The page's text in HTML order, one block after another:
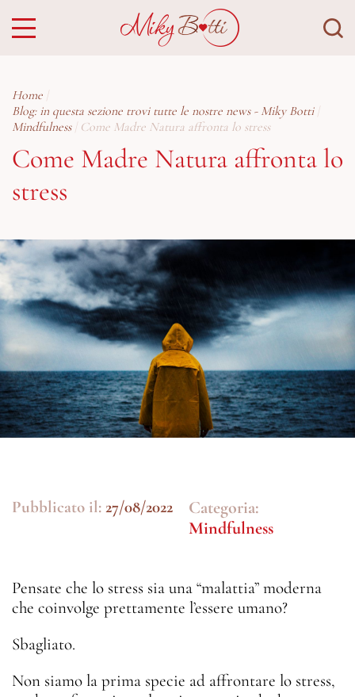
Home
Blog: in questa sezione trovi tutte le nostre news - Miky Botti
Mindfulness
Come Madre Natura affronta lo stress
Come Madre Natura affronta lo
stress
Pubblicato il: 27/08/2022
Categoria:
Mindfulness
Pensate che lo stress sia una “malattia” moderna
che coinvolge prettamente l’essere umano?
Sbagliato.
Non siamo la prima specie ad affrontare lo stress,